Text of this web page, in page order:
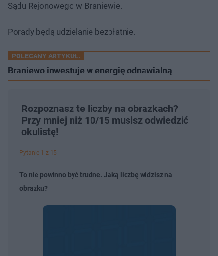
Sądu Rejonowego w Braniewie.
Porady będą udzielanie bezpłatnie.
POLECANY ARTYKUŁ:
Braniewo inwestuje w energię odnawialną
Rozpoznasz te liczby na obrazkach?
Przy mniej niż 10/15 musisz odwiedzić
okulistę!
Pytanie 1 z 15
To nie powinno być trudne. Jaką liczbę widzisz na
obrazku?